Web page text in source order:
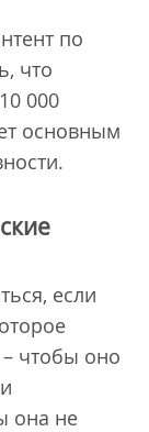
по
что
000
основным
если
– чтобы оно
она не